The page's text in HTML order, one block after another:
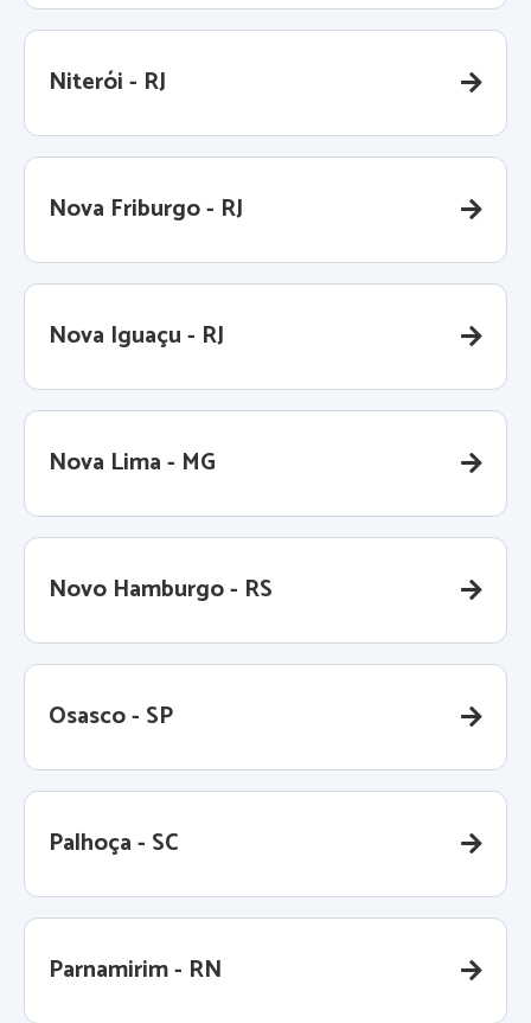
Niterói - RJ
Nova Friburgo - RJ
Nova Iguaçu - RJ
Nova Lima - MG
Novo Hamburgo - RS
Osasco - SP
Palhoça - SC
Parnamirim - RN